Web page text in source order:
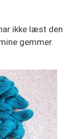
ikke læst den
gemmer.